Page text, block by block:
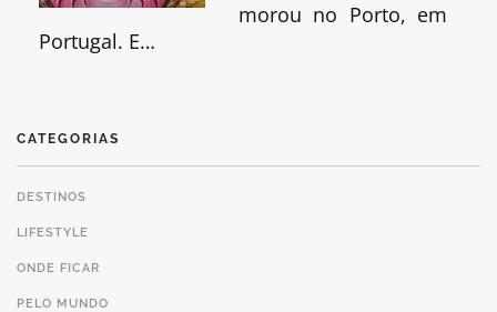
morou no Porto, em
Portugal. E…
CATEGORIAS
DESTINOS
LIFESTYLE
ONDE FICAR
PELO MUNDO